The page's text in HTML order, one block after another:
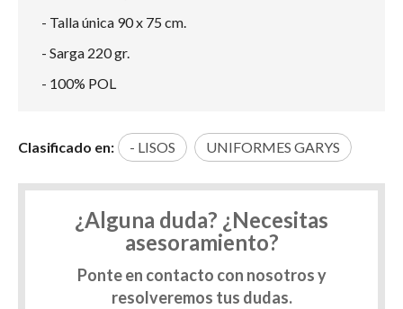
- Talla única 90 x 75 cm.
- Sarga 220 gr.
- 100% POL
Clasificado en: - LISOS UNIFORMES GARYS
¿Alguna duda? ¿Necesitas
asesoramiento?
Ponte en contacto con nosotros y
resolveremos tus dudas.